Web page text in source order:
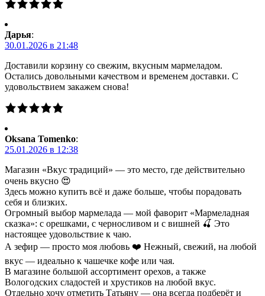
Дарья:
30.01.2026 в 21:48
Доставили корзину со свежим, вкусным мармеладом.
Остались довольными качеством и временем доставки. С
удовольствием закажем снова!
Oksana Tomenko:
25.01.2026 в 12:38
Магазин «Вкус традиций» — это место, где действительно
очень вкусно 😍
Здесь можно купить всё и даже больше, чтобы порадовать
себя и близких.
Огромный выбор мармелада — мой фаворит «Мармеладная
сказка»: с орешками, с черносливом и с вишней 🍒 Это
настоящее удовольствие к чаю.
А зефир — просто моя любовь ❤️ Нежный, свежий, на любой
вкус — идеально к чашечке кофе или чая.
В магазине большой ассортимент орехов, а также
Вологодских сладостей и хрустиков на любой вкус.
Отдельно хочу отметить Татьяну — она всегда подберёт и